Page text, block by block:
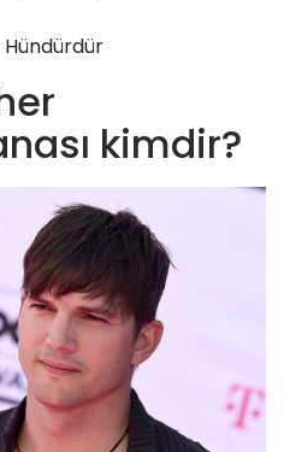
Hündürdür
kimdir?